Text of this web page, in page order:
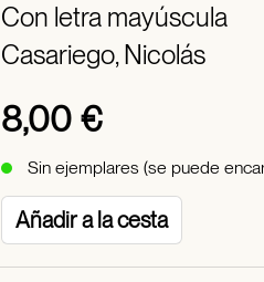
Con letra mayúscula
Casariego, Nicolás
8,00 €
Sin ejemplares (se puede
Añadir a la cesta